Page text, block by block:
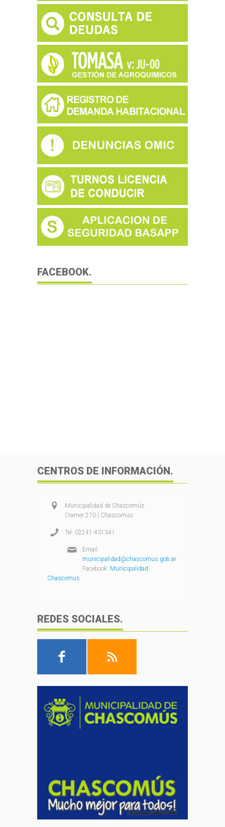
FACEBOOK.
CENTROS DE INFORMACIÓN.
Municipalidad de Chascomús
Cramer 270 | Chascomús
Tel: 02241-431341
Email:
municipalidad@chascomus.gob.ar
Facebook: Municipalidad
Chascomus
REDES SOCIALES.